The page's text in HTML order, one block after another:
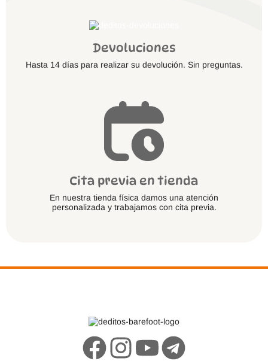
Devoluciones
Hasta 14 días para realizar su devolución. Sin preguntas.
Cita previa en tienda
En nuestra tienda física damos una atención
personalizada y trabajamos con cita previa.